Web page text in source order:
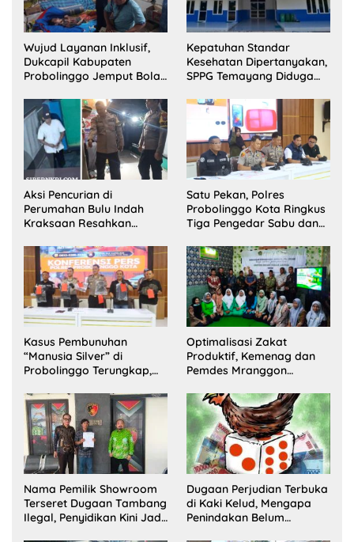
Wujud Layanan Inklusif,
Dukcapil Kabupaten
Probolinggo Jemput Bola
Disabilitas di Dringu
Kepatuhan Standar
Kesehatan Dipertanyakan,
SPPG Temayang Diduga
Aksi Pencurian di
Perumahan Bulu Indah
Kraksaan Resahkan
Satu Pekan, Polres
Probolinggo Kota Ringkus
Tiga Pengedar Sabu dan
Kasus Pembunuhan
“Manusia Silver” di
Probolinggo Terungkap,
Satu Buron
Optimalisasi Zakat
Produktif, Kemenag dan
Pemdes Mranggon
Pelaksana Kampung
Zakat
Nama Pemilik Showroom
Terseret Dugaan Tambang
Ilegal, Penyidikan Kini Jadi
Dugaan Perjudian Terbuka
di Kaki Kelud, Mengapa
Penindakan Belum